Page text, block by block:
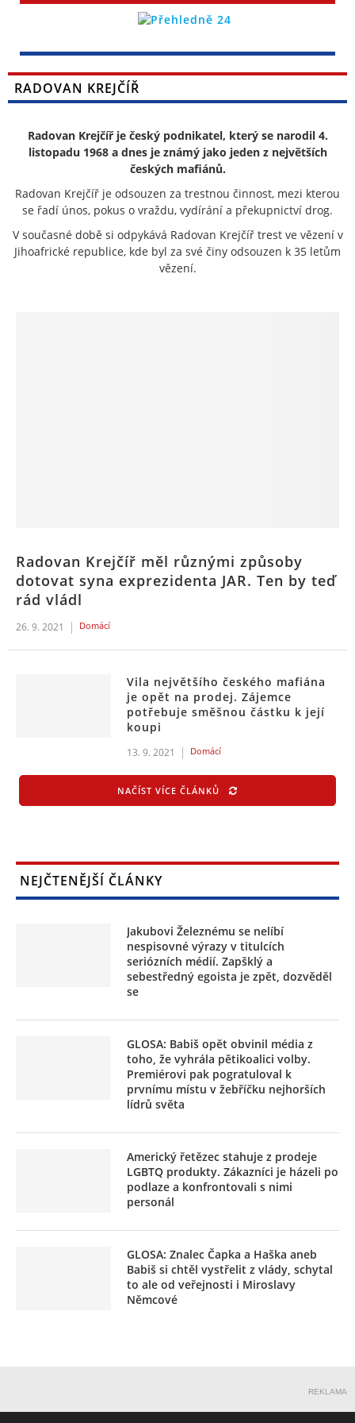
RADOVAN KREJČÍŘ
Radovan Krejčíř je český podnikatel, který se narodil 4.
listopadu 1968 a dnes je známý jako jeden z největších
českých mafiánů.
Radovan Krejčíř je odsouzen za trestnou činnost, mezi kterou
se řadí únos, pokus o vraždu, vydírání a překupnictví drog.
V současné době si odpykává Radovan Krejčíř trest ve vězení v
Jihoafrické republice, kde byl za své činy odsouzen k 35 letům
vězení.
Radovan Krejčíř měl různými způsoby
dotovat syna exprezidenta JAR. Ten by teď
rád vládl
26. 9. 2021 Domácí
Vila největšího českého mafiána
je opět na prodej. Zájemce
potřebuje směšnou částku k její
koupi
13. 9. 2021 Domácí
NAČÍST VÍCE ČLÁNKŮ
NEJČTENĚJŠÍ ČLÁNKY
Jakubovi Železnému se nelíbí
nespisovné výrazy v titulcích
seriózních médií. Zapšklý a
sebestředný egoista je zpět, dozvěděl
se
GLOSA: Babiš opět obvinil média z
toho, že vyhrála pětikoalici volby.
Premiérovi pak pogratuloval k
prvnímu místu v žebříčku nejhorších
lídrů světa
Americký řetězec stahuje z prodeje
LGBTQ produkty. Zákazníci je házeli po
podlaze a konfrontovali s nimi
personál
GLOSA: Znalec Čapka a Haška aneb
Babiš si chtěl vystřelit z vlády, schytal
to ale od veřejnosti i Miroslavy
Němcové
REKLAMA